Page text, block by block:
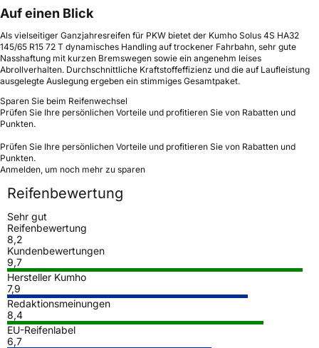
Auf einen Blick
Als vielseitiger Ganzjahresreifen für PKW bietet der Kumho Solus 4S HA32
145/65 R15 72 T dynamisches Handling auf trockener Fahrbahn, sehr gute
Nasshaftung mit kurzen Bremswegen sowie ein angenehm leises
Abrollverhalten. Durchschnittliche Kraftstoffeffizienz und die auf Laufleistung
ausgelegte Auslegung ergeben ein stimmiges Gesamtpaket.
Sparen Sie beim Reifenwechsel
Prüfen Sie Ihre persönlichen Vorteile und profitieren Sie von Rabatten und
Punkten.
Prüfen Sie Ihre persönlichen Vorteile und profitieren Sie von Rabatten und
Punkten.
Anmelden, um noch mehr zu sparen
Reifenbewertung
Sehr gut
Reifenbewertung
8,2
Kundenbewertungen
9,7
Hersteller Kumho
7,9
Redaktionsmeinungen
8,4
EU-Reifenlabel
6,7